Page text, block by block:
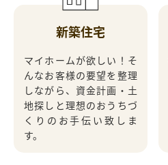
新築住宅
マイホームが欲しい！そ
んなお客様の要望を整理
しながら、 資金計画・土
地探しと理想のおうちづ
くりのお手伝い致しま
す。